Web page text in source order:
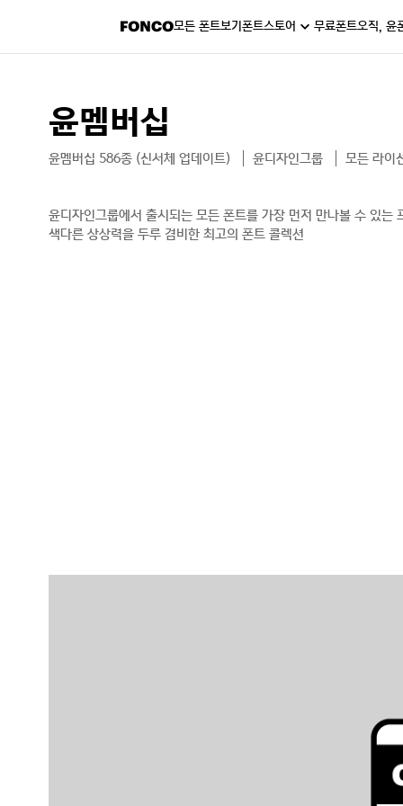
모든 폰트보기폰트스토어 무료폰트오직, 윤
윤멤버십
윤멤버십 586종 (신서체 업데이트) 윤디자인그룹 모든 라이
윤디자인그룹에서 출시되는 모든 폰트를 가장 먼저 만나볼 수 있는
색다른 상상력을 두루 겸비한 최고의 폰트 콜렉션